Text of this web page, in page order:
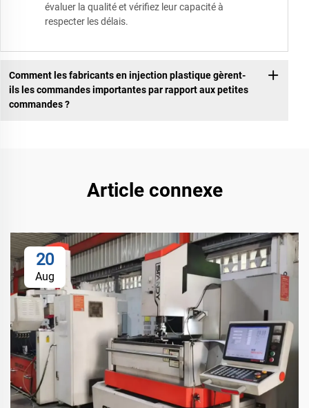
évaluer la qualité et vérifiez leur capacité à
respecter les délais.
Comment les fabricants en injection plastique gèrent-
ils les commandes importantes par rapport aux petites
commandes ?
Article connexe
20
Aug